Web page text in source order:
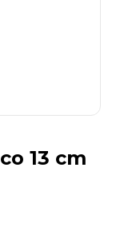
13 cm